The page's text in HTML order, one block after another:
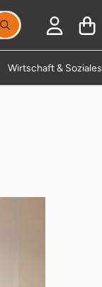
Wirtschaft & Soziales